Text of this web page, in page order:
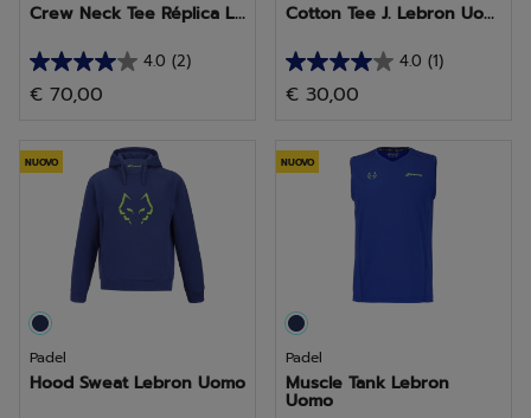
Crew Neck Tee Réplica L...
4.0 (2)
4.0
su
stelle.
recensioni
€ 70,00
Cotton Tee J. Lebron Uo...
4.0 (1)
4.0
su
stelle.
recensione
€ 30,00
NUOVO
Padel
Hood Sweat Lebron Uomo
NUOVO
Padel
Muscle Tank Lebron
Uomo